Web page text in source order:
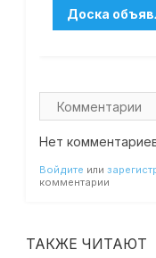
Нет
Войдите или
комментарии
ТАКЖЕ ЧИТАЮТ